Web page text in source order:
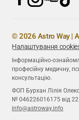
© 2026 Astro Way |
Налаштування
Інформаційно-
професійну медичну,
консультацію.
ФОП Бурхан Лілія
№ 046226016175 від
info@astroway.info